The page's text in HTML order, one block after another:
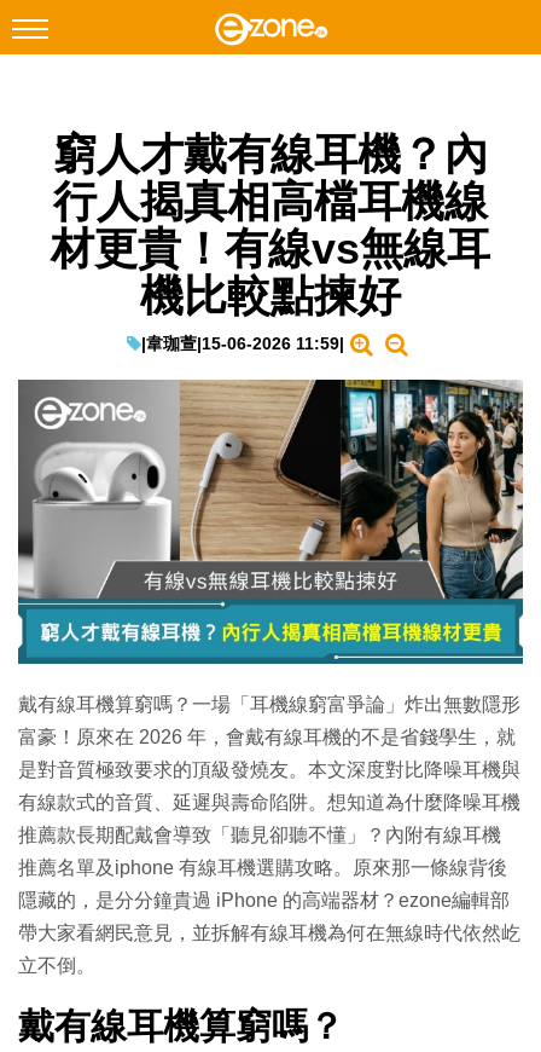
Facebook Instagram
科技焦點
網絡生活
EduTech
IT Times
生成式AI與雲端應用
Enterprise Digital Transformation
特集
窮人才戴有線耳機？內
行人揭真相高檔耳機線
材更貴！有線vs無線耳
機比較點揀好
|韋珈萱|15-06-2026 11:59|
戴有線耳機算窮嗎？一場「耳機線窮富爭論」炸出無數隱形
富豪！原來在 2026 年，會戴有線耳機的不是省錢學生，就
是對音質極致要求的頂級發燒友。本文深度對比降噪耳機與
有線款式的音質、延遲與壽命陷阱。想知道為什麼降噪耳機
推薦款長期配戴會導致「聽見卻聽不懂」？內附有線耳機
推薦名單及iphone 有線耳機選購攻略。原來那一條線背後
隱藏的，是分分鐘貴過 iPhone 的高端器材？ezone編輯部
帶大家看網民意見，並拆解有線耳機為何在無線時代依然屹
立不倒。
戴有線耳機算窮嗎？